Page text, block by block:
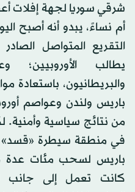
شرقي سوريا لجهة إفلات
أم نساءً، يبدو أنه أصبح
التقريع المتواصل
يطالب الأوروبيين؛
والبريطانيون، باستعادة
باريس ولندن وعواصم
من نتائج سياسية وأمنية.
في منطقة سيطرة «قسد»
باريس لسحب مئات عدة
كانت تعمل إلى جانب